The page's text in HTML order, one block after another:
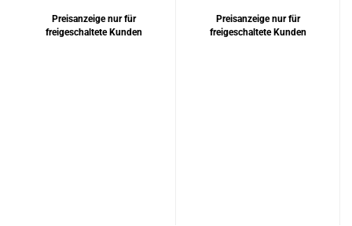
Preisanzeige nur für
freigeschaltete Kunden
Preisanzeige nur für
freigeschaltete Kunden